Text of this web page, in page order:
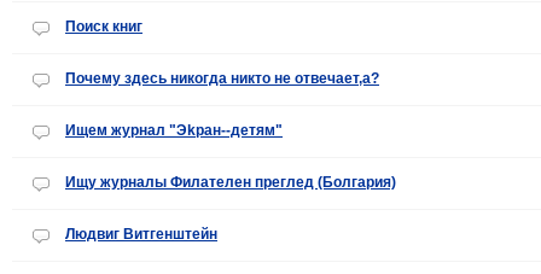
Поиск книг
Почему здесь никогда никто не отвечает,а?
Ищем журнал "Эkран--детям"
Ищу журналы Филателен преглед (Болгария)
Людвиг Витгенштейн